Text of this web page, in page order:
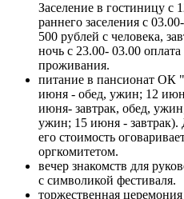
Заселение в гостиницу с
раннего заселения с
500 рублей с человека,
ночь с 23.00- 03.00
проживания.
питание в пансионат ОК
июня - обед, ужин; 12
июня- завтрак, обед,
ужин; 15 июня - завтрак).
его стоимость
оргкомитетом.
вечер знакомств для
с символикой фестиваля.
торжественная